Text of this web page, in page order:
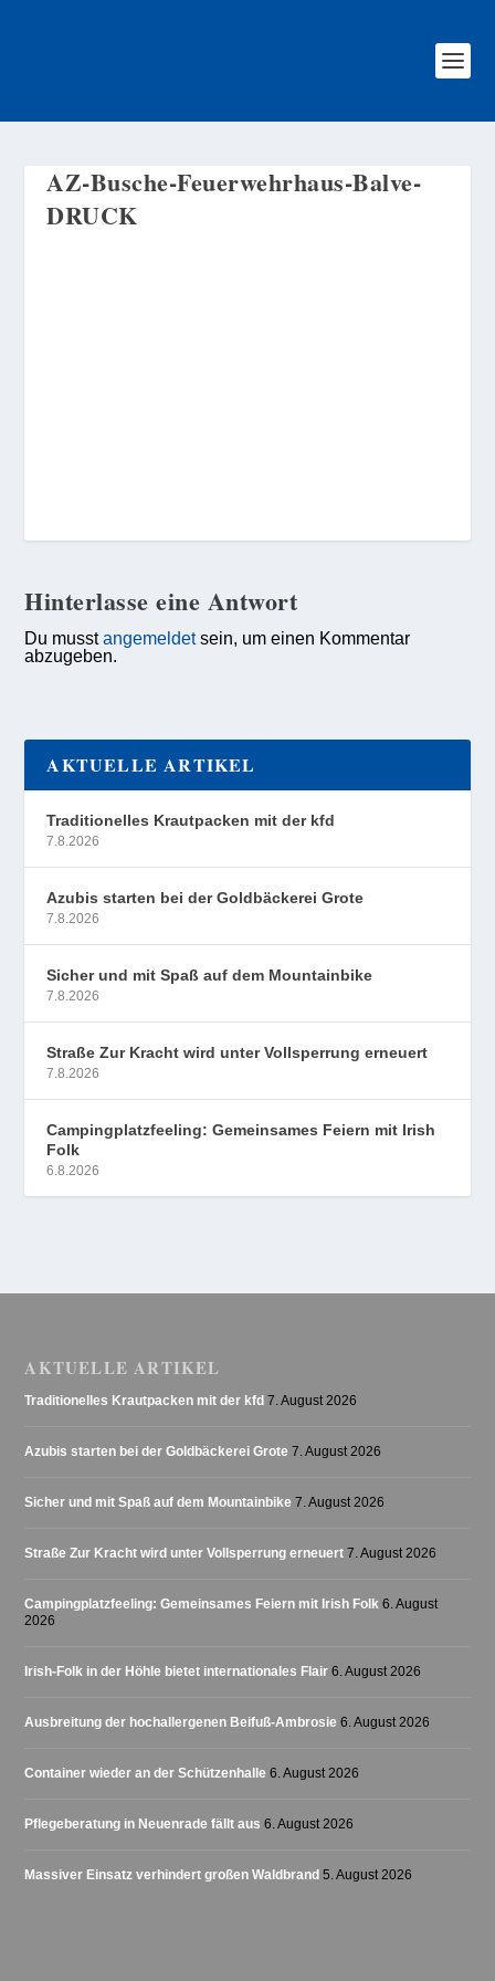
AZ-Busche-Feuerwehrhaus-Balve-
DRUCK
Hinterlasse eine Antwort
Du musstangemeldetsein, um einen Kommentar
abzugeben.
AKTUELLE ARTIKEL
Traditionelles Krautpacken mit der kfd
7.8.2026
Azubis starten bei der Goldbäckerei Grote
7.8.2026
Sicher und mit Spaß auf dem Mountainbike
7.8.2026
Straße Zur Kracht wird unter Vollsperrung erneuert
7.8.2026
Campingplatzfeeling: Gemeinsames Feiern mit Irish
Folk
6.8.2026
AKTUELLE ARTIKEL
Traditionelles Krautpacken mit der kfd 7. August 2026
Azubis starten bei der Goldbäckerei Grote 7. August 2026
Sicher und mit Spaß auf dem Mountainbike 7. August 2026
Straße Zur Kracht wird unter Vollsperrung erneuert 7. August 2026
Campingplatzfeeling: Gemeinsames Feiern mit Irish Folk 6. August
2026
Irish-Folk in der Höhle bietet internationales Flair 6. August 2026
Ausbreitung der hochallergenen Beifuß-Ambrosie 6. August 2026
Container wieder an der Schützenhalle 6. August 2026
Pflegeberatung in Neuenrade fällt aus 6. August 2026
Massiver Einsatz verhindert großen Waldbrand 5. August 2026